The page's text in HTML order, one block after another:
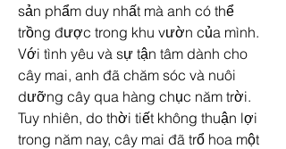
sản phẩm duy nhất mà anh có thể
trồng được trong khu vườn của mình.
Với tình yêu và sự tận tâm dành cho
cây mai, anh đã chăm sóc và nuôi
dưỡng cây qua hàng chục năm trời.
Tuy nhiên, do thời tiết không thuận lợi
trong năm nay, cây mai đã trổ hoa một